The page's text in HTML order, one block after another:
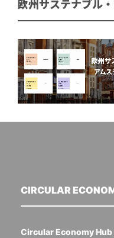
欧州サステナブル
CIRCULAR
Circular Economy Hub